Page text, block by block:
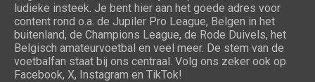
ludieke insteek. Je bent hier aan het goede adres voor
content rond o.a. de Jupiler Pro League, Belgen in het
buitenland, de Champions League, de Rode Duivels, het
Belgisch amateurvoetbal en veel meer. De stem van de
voetbalfan staat bij ons centraal. Volg ons zeker ook op
Facebook, X, Instagram en TikTok!